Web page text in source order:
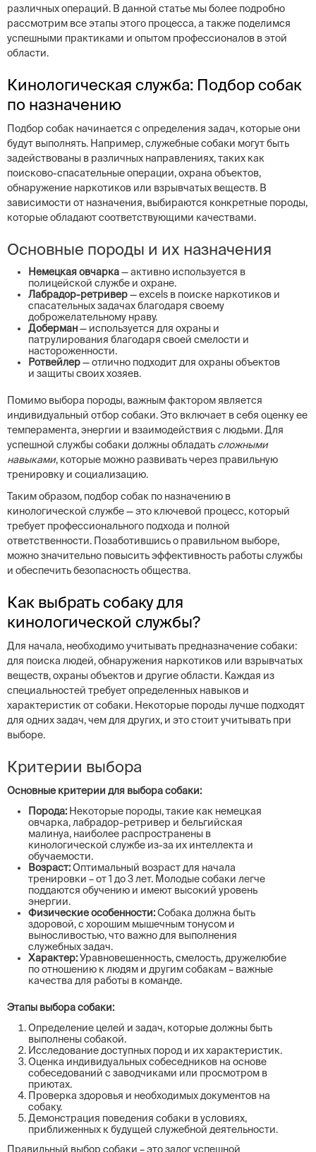
различных операций. В данной статье мы более подробно
рассмотрим все этапы этого процесса, а также поделимся
успешными практиками и опытом профессионалов в этой
области.
Кинологическая служба: Подбор собак
по назначению
Подбор собак начинается с определения задач, которые они
будут выполнять. Например, служебные собаки могут быть
задействованы в различных направлениях, таких как
поисково-спасательные операции, охрана объектов,
обнаружение наркотиков или взрывчатых веществ. В
зависимости от назначения, выбираются конкретные породы,
которые обладают соответствующими качествами.
Основные породы и их назначения
Немецкая овчарка— активно используется в
полицейской службе и охране.
Лабрадор-ретривер— excels в поиске наркотиков и
спасательных задачах благодаря своему
доброжелательному нраву.
Доберман— используется для охраны и
патрулирования благодаря своей смелости и
настороженности.
Ротвейлер— отлично подходит для охраны объектов
и защиты своих хозяев.
Помимо выбора породы, важным фактором является
индивидуальный отбор собаки. Это включает в себя оценку ее
темперамента, энергии и взаимодействия с людьми. Для
успешной службы собаки должны обладать сложными
навыками, которые можно развивать через правильную
тренировку и социализацию.
Таким образом, подбор собак по назначению в
кинологической службе — это ключевой процесс, который
требует профессионального подхода и полной
ответственности. Позаботившись о правильном выборе,
можно значительно повысить эффективность работы службы
и обеспечить безопасность общества.
Как выбрать собаку для
кинологической службы?
Для начала, необходимо учитывать предназначение собаки:
для поиска людей, обнаружения наркотиков или взрывчатых
веществ, охраны объектов и другие области. Каждая из
специальностей требует определенных навыков и
характеристик от собаки. Некоторые породы лучше подходят
для одних задач, чем для других, и это стоит учитывать при
выборе.
Критерии выбора
Основные критерии для выбора собаки:
Порода: Некоторые породы, такие как немецкая
овчарка, лабрадор-ретривер и бельгийская
малинуа, наиболее распространены в
кинологической службе из-за их интеллекта и
обучаемости.
Возраст:Оптимальный возраст для начала
тренировки – от 1 до 3 лет. Молодые собаки легче
поддаются обучению и имеют высокий уровень
энергии.
Физические особенности:Собака должна быть
здоровой, с хорошим мышечным тонусом и
выносливостью, что важно для выполнения
служебных задач.
Характер:Уравновешенность, смелость, дружелюбие
по отношению к людям и другим собакам – важные
качества для работы в команде.
Этапы выбора собаки:
Определение целей и задач, которые должны быть
выполнены собакой.
Исследование доступных пород и их характеристик.
Оценка индивидуальных собеседников на основе
собеседований с заводчиками или просмотром в
приютах.
Проверка здоровья и необходимых документов на
собаку.
Демонстрация поведения собаки в условиях,
приближенных к будущей служебной деятельности.
Правильный выбор собаки – это залог успешной